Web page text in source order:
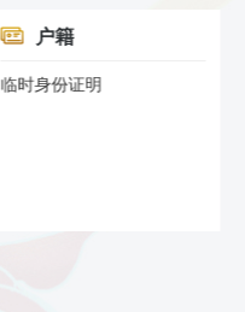
户籍
临时身份证明